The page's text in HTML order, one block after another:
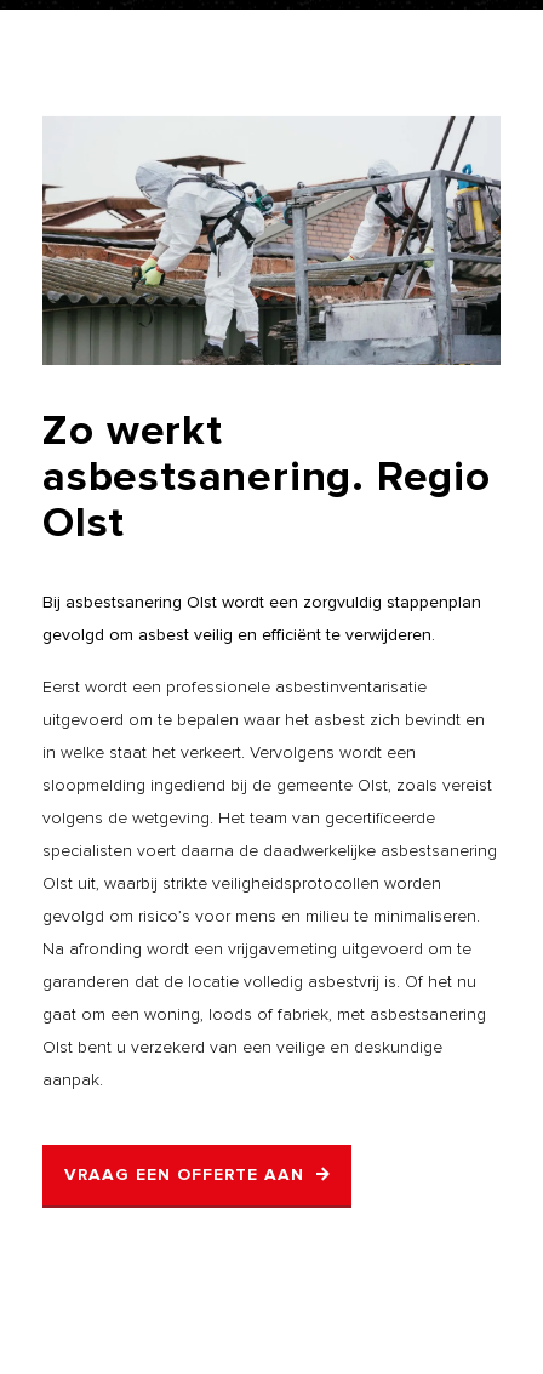
Zo werkt
asbestsanering. Regio
Olst
Bij asbestsanering Olst wordt een zorgvuldig stappenplan
gevolgd om asbest veilig en efficiënt te verwijderen.
Eerst wordt een professionele asbestinventarisatie
uitgevoerd om te bepalen waar het asbest zich bevindt en
in welke staat het verkeert. Vervolgens wordt een
sloopmelding ingediend bij de gemeente Olst, zoals vereist
volgens de wetgeving. Het team van gecertificeerde
specialisten voert daarna de daadwerkelijke asbestsanering
Olst uit, waarbij strikte veiligheidsprotocollen worden
gevolgd om risico’s voor mens en milieu te minimaliseren.
Na afronding wordt een vrijgavemeting uitgevoerd om te
garanderen dat de locatie volledig asbestvrij is. Of het nu
gaat om een woning, loods of fabriek, met asbestsanering
Olst bent u verzekerd van een veilige en deskundige
aanpak.
VRAAG EEN OFFERTE AAN